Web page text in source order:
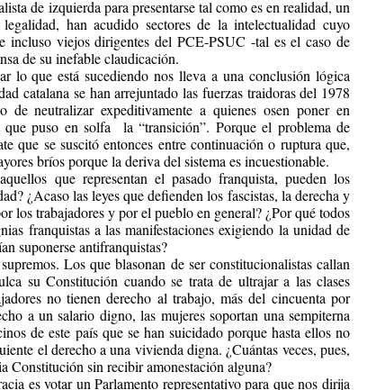
de izquierda para presentarse tal como es en realidad, un
han acudido sectores de la intelectualidad cuyo
incluso viejos dirigentes del PCE-PSUC -tal es el caso de
de su inefable claudicación.
lo que está sucediendo nos lleva a una conclusión lógica
catalana se han arrejuntado las fuerzas traidoras del 1978
neutralizar expeditivamente a quienes osen poner en
puso en solfa la “transición”. Porque el problema de
que se suscitó entonces entre continuación o ruptura que,
bríos porque la deriva del sistema es incuestionable.
que representan el pasado franquista, pueden los
¿Acaso las leyes que defienden los fascistas, la derecha y
los trabajadores y por el pueblo en general? ¿Por qué todos
franquistas a las manifestaciones exigiendo la unidad de
suponerse antifranquistas?
Los que blasonan de ser constitucionalistas callan
su Constitución cuando se trata de ultrajar a las clases
no tienen derecho al trabajo, más del cincuenta por
a un salario digno, las mujeres soportan una sempiterna
de este país que se han suicidado porque hasta ellos no
el derecho a una vivienda digna. ¿Cuántas veces, pues,
Constitución sin recibir amonestación alguna?
es votar un Parlamento representativo para que nos dirija